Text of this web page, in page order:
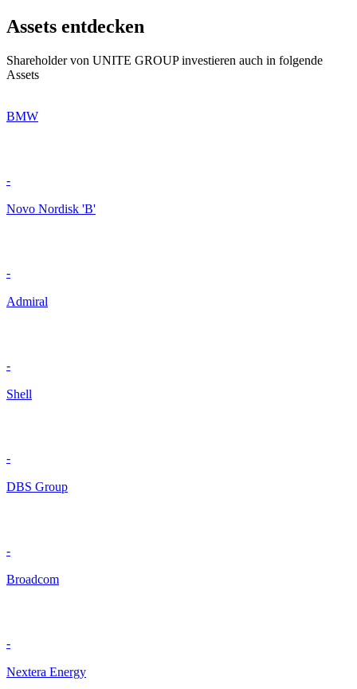
Assets entdecken
Shareholder von UNITE GROUP investieren auch in folgende
Assets
BMW
-
Novo Nordisk 'B'
-
Admiral
-
Shell
-
DBS Group
-
Broadcom
-
Nextera Energy